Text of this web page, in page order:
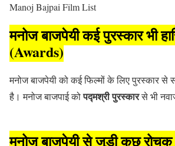
Manoj Bajpai Film List
मनोज बाजपेयी कई पुरस्‍कार भी
(Awards)
मनोज बाजपेयी को कई फिल्मों के लिए पुरस्कार से
है। मनोज बाजपाई कोपद्मश्री पुरस्‍कारसे भी
मनोज बाजपेयी से जुड़ी कुछ रोचक